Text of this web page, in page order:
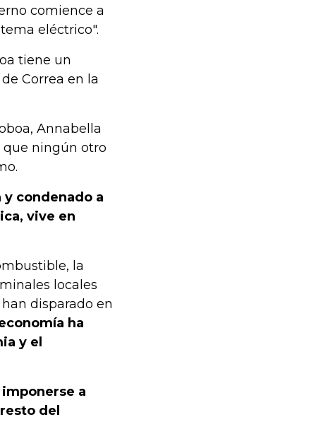
comience a
eléctrico".
tiene un
Correa en la
Annabella
que ningún otro
condenado a
vive en
la
locales
disparado en
ha
y el
a
del